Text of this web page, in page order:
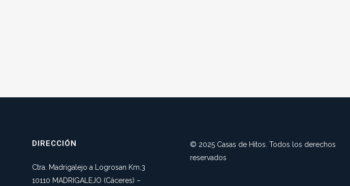
DIRECCIÓN
Ctra. Madrigalejo a Logrosan Km.3
10110 MADRIGALEJO (Cáceres) –
© 2025 Casas de Hitos. Todos los derechos
reservados